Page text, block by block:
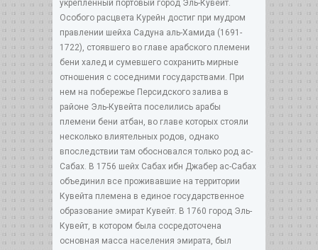
укрепленный портовый город Эль-Кувейт.
Особого расцвета Курейн достиг при мудром
правлении шейха Садуна аль-Хамида (1691-
1722), стоявшего во главе арабского племени
бени халед и сумевшего сохранить мирные
отношения с соседними государствами. При
нем на побережье Персидского залива в
районе Эль-Кувейта поселились арабы
племени бени атбан, во главе которых стояли
несколько влиятельных родов, однако
впоследствии там обосновался только род ас-
Сабах. В 1756 шейх Сабах ибн Джабер ас-Сабах
объединил все проживавшие на территории
Кувейта племена в единое государственное
образование эмират Кувейт. В 1760 город Эль-
Кувейт, в котором была сосредоточена
основная масса населения эмирата, был